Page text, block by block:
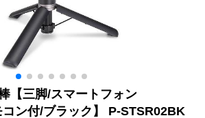
【三脚/スマートフォン
ン付/ブラック】 P-STSR02BK